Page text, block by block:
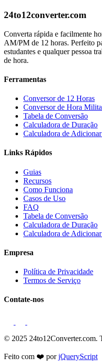
24to12converter.com
Converta rápida e facilmente
AM/PM de 12 horas. Perfeito
estudantes e qualquer pessoa
de hora.
Ferramentas
Conversor de 12 Horas
Conversor de Hora
Tabela de Conversão
Calculadora de Duração
Calculadora de
Links Rápidos
Guias
Recursos
Como Funciona
Casos de Uso
FAQ
Tabela de Conversão
Calculadora de Duração
Calculadora de
Empresa
Política de Privacidade
Termos de Serviço
Contate-nos
© 2025 24to12Converter.com.
Feito com ❤️ porjQueryScript